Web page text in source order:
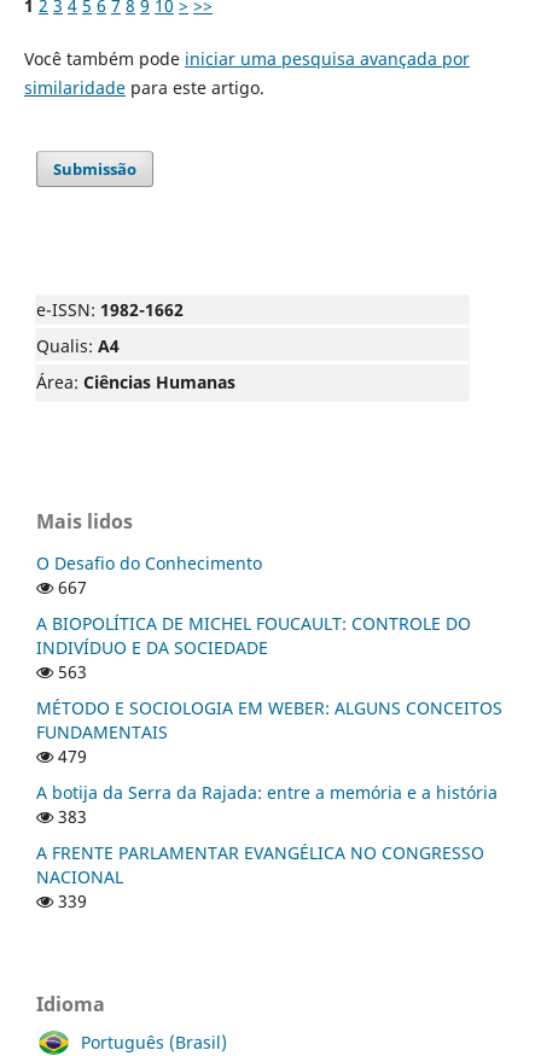
1 2 3 4 5 6 7 8 9 10 > >>
Você também pode iniciar uma pesquisa avançada por
similaridadepara este artigo.
Submissão
e-ISSN: 1982-1662
Qualis: A4
Área: Ciências Humanas
Mais lidos
O Desafio do Conhecimento
667
A BIOPOLÍTICA DE MICHEL FOUCAULT: CONTROLE DO
INDIVÍDUO E DA SOCIEDADE
563
MÉTODO E SOCIOLOGIA EM WEBER: ALGUNS CONCEITOS
FUNDAMENTAIS
479
A botija da Serra da Rajada: entre a memória e a história
383
A FRENTE PARLAMENTAR EVANGÉLICA NO CONGRESSO
NACIONAL
339
Idioma
Português (Brasil)